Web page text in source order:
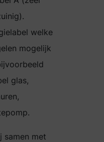
welke
mogelijk
glas,
samen met